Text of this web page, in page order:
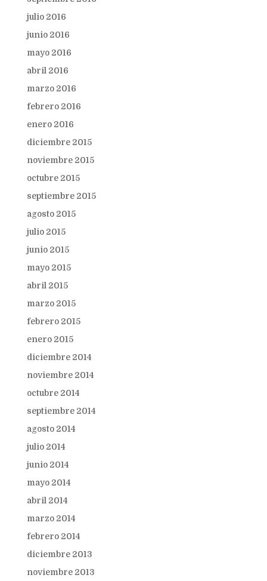
julio 2016
junio 2016
mayo 2016
abril 2016
marzo 2016
febrero 2016
enero 2016
diciembre 2015
noviembre 2015
octubre 2015
septiembre 2015
agosto 2015
julio 2015
junio 2015
mayo 2015
abril 2015
marzo 2015
febrero 2015
enero 2015
diciembre 2014
noviembre 2014
octubre 2014
septiembre 2014
agosto 2014
julio 2014
junio 2014
mayo 2014
abril 2014
marzo 2014
febrero 2014
diciembre 2013
noviembre 2013